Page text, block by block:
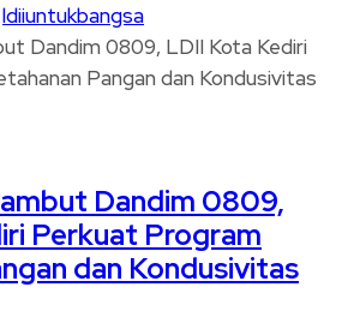
ldiiuntukbangsa
Dandim 0809,
Perkuat Program
dan Kondusivitas